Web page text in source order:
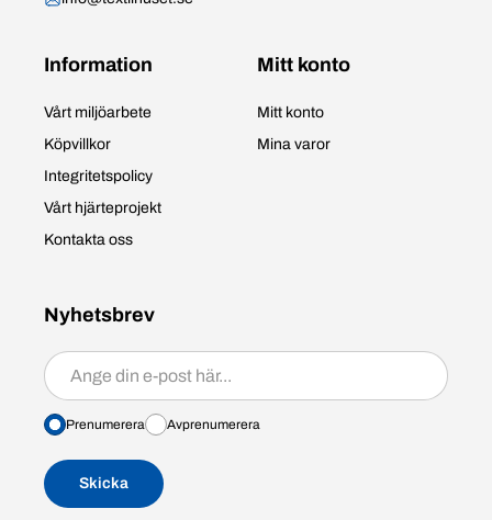
Information
Vårt miljöarbete
Köpvillkor
Integritetspolicy
Vårt hjärteprojekt
Kontakta oss
Mitt konto
Mitt konto
Mina varor
Nyhetsbrev
Prenumerera/avprenumerera
Prenumerera Avprenumerera
Skicka